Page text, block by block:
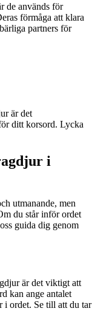
de används för
förmåga att klara
partners för
är det
ditt korsord. Lycka
i
utmanande, men
du står inför ordet
guida dig genom
är det viktigt att
kan ange antalet
i ordet. Se till att du tar